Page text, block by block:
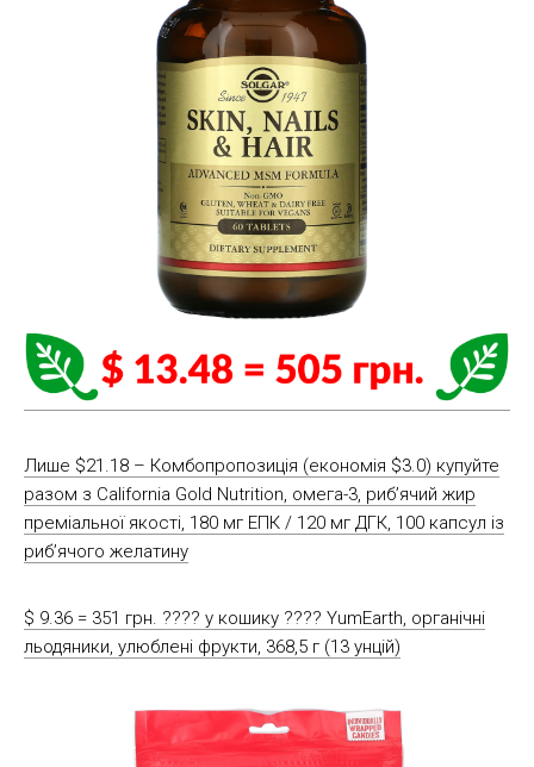
Лише $21.18 – Комбопропозиція (економія $3.0) купуйте
разом з California Gold Nutrition, омега-3, риб’ячий жир
преміальної якості, 180 мг ЕПК / 120 мг ДГК, 100 капсул із
риб’ячого желатину
$ 9.36 = 351 грн. ????️ у кошику ????️ YumEarth, органічні
льодяники, улюблені фрукти, 368,5 г (13 унцій)